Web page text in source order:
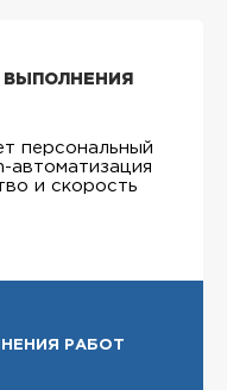
ВЫПОЛНЕНИЯ
персональный
автоматизация
и скорость
РАБОТ